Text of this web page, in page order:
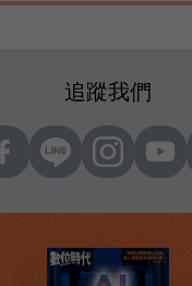
追蹤我們